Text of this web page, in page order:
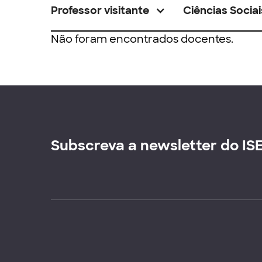
Professor visitante Ciências
Não foram encontrados docentes.
Subscreva a newsletter do